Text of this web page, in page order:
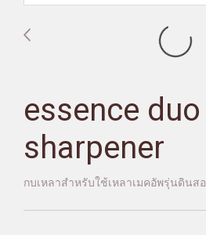
essence duo
sharpener
กบเหลาสำหรับใช้เหลาเมคอัพรุ่นดินสอ